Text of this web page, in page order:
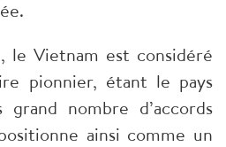
le Vietnam est considéré
pionnier, étant le pays
nombre d’accords
ainsi comme un